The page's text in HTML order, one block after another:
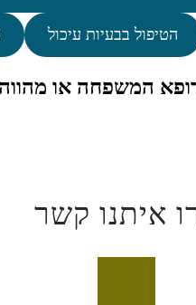
הטיפול בבעיות עיכול
המשפחה או
איתנו קשר